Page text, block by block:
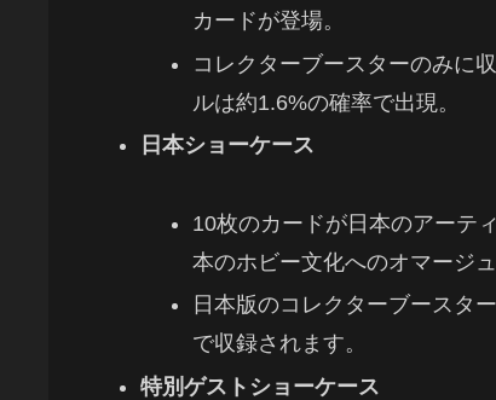
カードが登場。
コレクターブースターのみに
ルは約1.6%の確率で出現。
日本ショーケース
10枚のカードが日本のアーテ
本のホビー文化へのオマージ
日本版のコレクターブースタ
で収録されます。
特別ゲストショーケース